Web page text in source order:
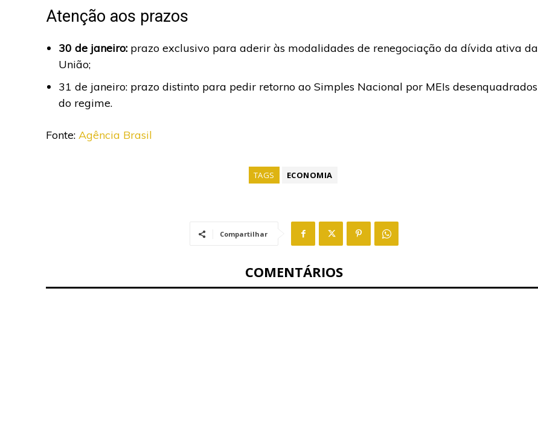
Atenção aos prazos
30 de janeiro: prazo exclusivo para aderir às modalidades de renegociação da dívida ativa da
União;
31 de janeiro: prazo distinto para pedir retorno ao Simples Nacional por MEIs desenquadrados
do regime.
Fonte: Agência Brasil
TAGS ECONOMIA
Compartilhar
COMENTÁRIOS